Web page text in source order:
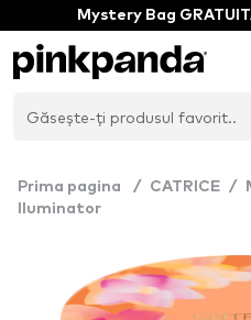
Mystery Bag
Prima pagina / CATRICE /
Iluminator